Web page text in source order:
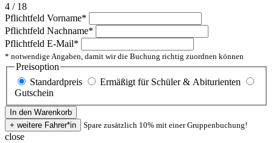
4 / 18
Pflichtfeld Vorname*
Pflichtfeld Nachname*
Pflichtfeld E-Mail*
* notwendige Angaben, damit wir die Buchung richtig zuordnen können
Preisoption
Standardpreis
Ermäßigt für Schüler & Abiturienten
Gutschein
Spare zusätzlich 10% mit einer Gruppenbuchung!
close